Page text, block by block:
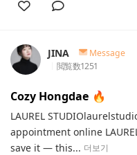
JINA
Message
閲覧数1251
Cozy Hongdae 🔥
LAUREL
appointment online
save it — this... 더보기